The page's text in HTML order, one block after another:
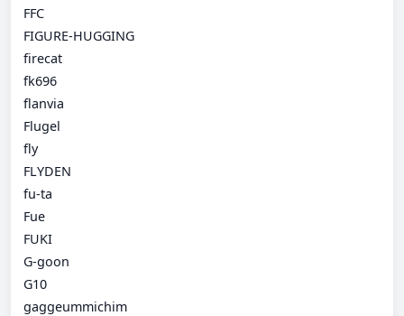
FFC
FIGURE-HUGGING
firecat
fk696
flanvia
Flugel
fly
FLYDEN
fu-ta
Fue
FUKI
G-goon
G10
gaggeummichim